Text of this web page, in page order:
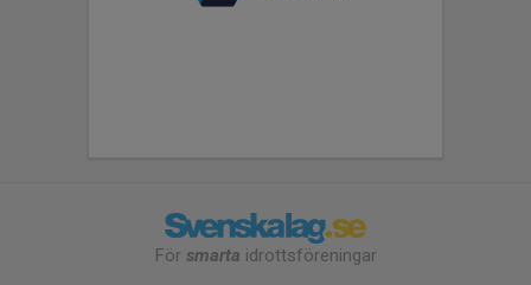
För smarta idrottsföreningar